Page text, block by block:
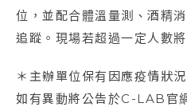
位，並配合體溫量測、酒精
追蹤。現場若超過一定人數
＊主辦單位保有因應疫情狀
如有異動將公告於C-LAB官